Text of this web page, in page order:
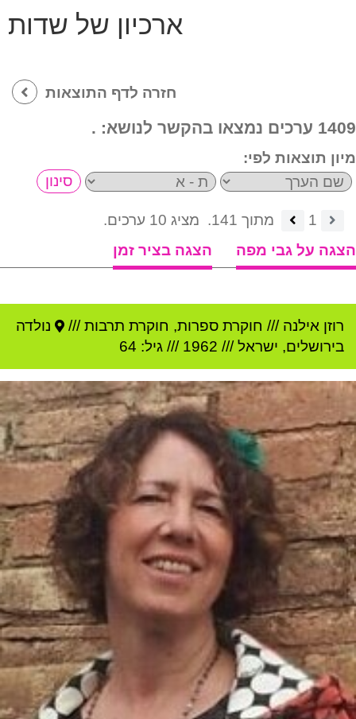
ארכיון של שדות
חזרה לדף התוצאות
1409 ערכים נמצאו בהקשר לנושא: .
מיון תוצאות לפי:
1 מתוך 141.
מציג 10 ערכים.
הצגה על גבי מפה
הצגה בציר זמן
רוזן אילנה /// חוקרת ספרות, חוקרת תרבות ///
נולדה
בירושלים, ישראל///
1962 /// גיל: 64